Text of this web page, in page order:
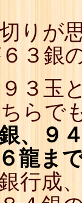
りが
３銀
３玉
らで
、９
龍ま
行成